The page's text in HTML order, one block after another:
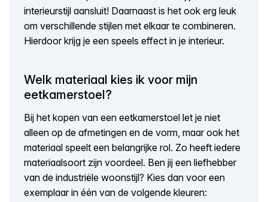
interieurstijl aansluit! Daarnaast is het ook erg leuk
om verschillende stijlen met elkaar te combineren.
Hierdoor krijg je een speels effect in je interieur.
Welk materiaal kies ik voor mijn
eetkamerstoel?
Bij het kopen van een eetkamerstoel let je niet
alleen op de afmetingen en de vorm, maar ook het
materiaal speelt een belangrijke rol. Zo heeft iedere
materiaalsoort zijn voordeel. Ben jij een liefhebber
van de industriële woonstijl? Kies dan voor een
exemplaar in één van de volgende kleuren: